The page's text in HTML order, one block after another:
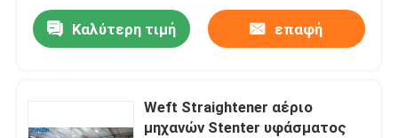
Καλύτερη τιμή επαφή
Weft Straightener αέριο
μηχανών Stenter υφάσματος